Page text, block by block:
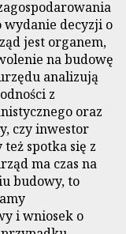
wydanie decyzji o
jest organem,
na budowę
analizują
z
oraz
czy inwestor
spotka się z
ma czas na
budowy, to
i wniosek o